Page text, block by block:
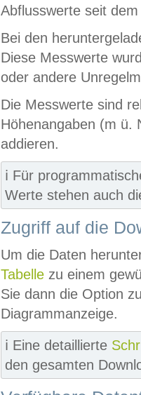
Abflusswerte seit
Bei den
Diese Messwerte
oder andere
Die Messwerte sind
Höhenangaben (m ü.
addieren.
ℹ️ Für
Werte stehen auch
Zugriff auf die
Um die Daten
Tabelle zu einem
Sie dann die Option
Diagrammanzeige.
ℹ️ Eine detaillierte
den gesamten